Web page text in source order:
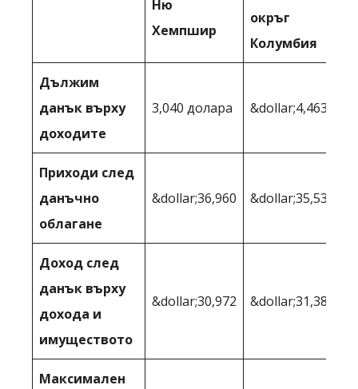
Ню
Хемпшир
окръг
Колумбия
Дължим
данък върху
доходите
3,040 долара &dollar;4,463
Приходи след
данъчно
облагане
&dollar;36,960 &dollar;35,537
Доход след
данък върху
дохода и
имуществото
&dollar;30,972 &dollar;31,386
Максимален